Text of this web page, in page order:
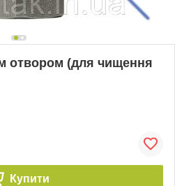
отвором (для чищення
Купити